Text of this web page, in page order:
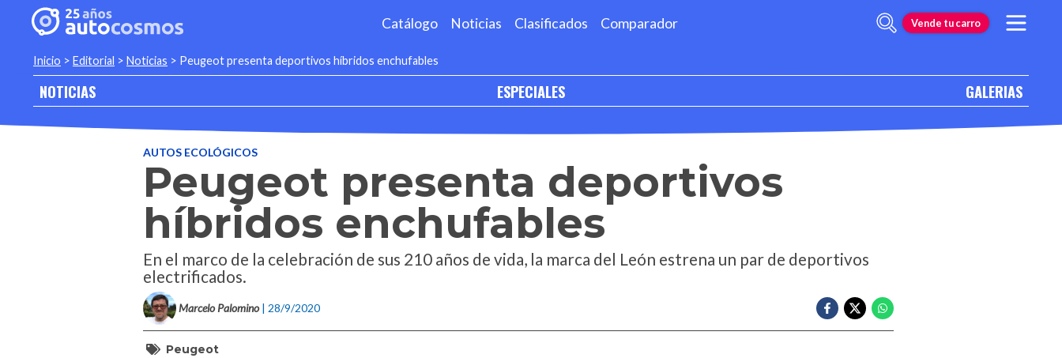
Catálogo Noticias Clasificados Comparador Vende tu carro
Inicio > Editorial > Noticias > Peugeot presenta deportivos híbridos enchufables
NOTICIAS ESPECIALES GALERIAS
AUTOS ECOLÓGICOS
Peugeot presenta deportivos
híbridos enchufables
En el marco de la celebración de sus 210 años de vida, la marca del León estrena un par de deportivos
electrificados.
Marcelo Palomino | 28/9/2020
Peugeot